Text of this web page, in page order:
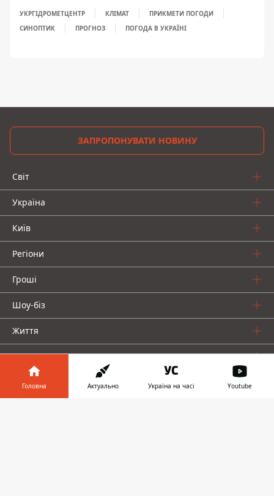
УКРГІДРОМЕТЦЕНТР КЛІМАТ
ПРИКМЕТИ ПОГОДИ
СИНОПТИК
ПРОГНОЗ ПОГОДА В УКРАЇНІ
ЗАПРОПОНУВАТИ НОВИНУ
Світ
Україна
Київ
Регіони
Гроші
Шоу-біз
Життя
Про нас
Головна Актуально Україна на часі Youtube